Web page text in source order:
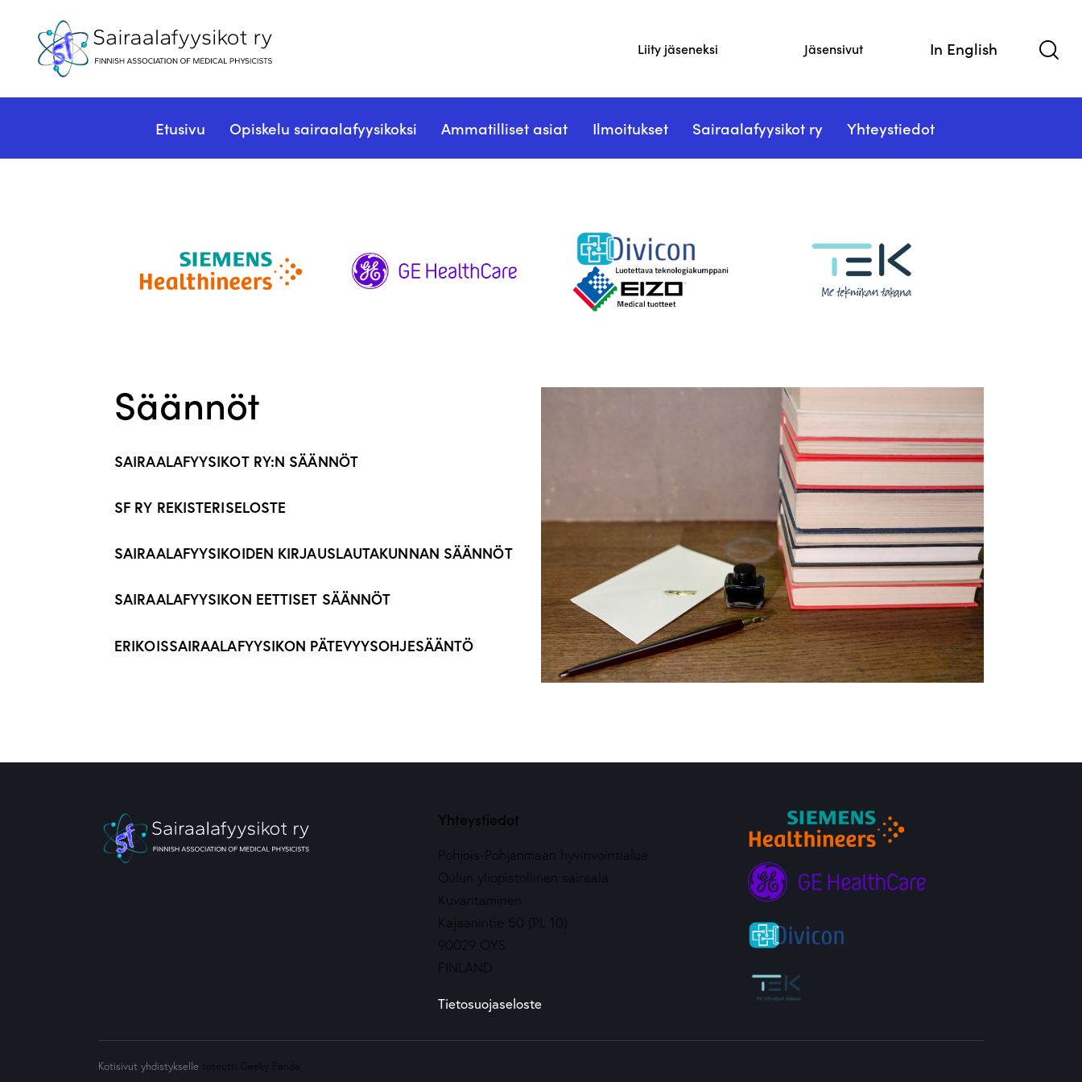
Liity jäseneksi Jäsensivut In English
Etusivu Opiskelu sairaalafyysikoksi Ammatilliset asiat Ilmoitukset Sairaalafyysikot ry Yhteystiedot
Säännöt
SAIRAALAFYYSIKOT RY:N SÄÄNNÖT
SF RY REKISTERISELOSTE
SAIRAALAFYYSIKOIDEN KIRJAUSLAUTAKUNNAN SÄÄNNÖT
SAIRAALAFYYSIKON EETTISET SÄÄNNÖT
ERIKOISSAIRAALAFYYSIKON PÄTEVYYSOHJESÄÄNTÖ
Yhteystiedot
Pohjois-Pohjanmaan hyvinvointialue
Oulun yliopistollinen sairaala
Kuvantaminen
Kajaanintie 50 (PL 10)
90029 OYS
FINLAND
Tietosuojaseloste
Kotisivut yhdistykselle toteutti Geeky Panda